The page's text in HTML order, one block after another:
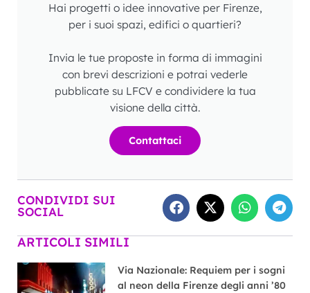
Hai progetti o idee innovative per Firenze,
per i suoi spazi, edifici o quartieri?
Invia le tue proposte in forma di immagini
con brevi descrizioni e potrai vederle
pubblicate su LFCV e condividere la tua
visione della città.
Contattaci
CONDIVIDI SUI
SOCIAL
ARTICOLI SIMILI
Via Nazionale: Requiem per i sogni
al neon della Firenze degli anni ’80